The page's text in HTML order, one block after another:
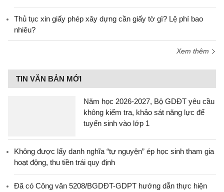
Thủ tục xin giấy phép xây dựng cần giấy tờ gì? Lệ phí bao
nhiêu?
Xem thêm
TIN VĂN BẢN MỚI
Năm học 2026-2027, Bộ GDĐT yêu cầu
không kiểm tra, khảo sát năng lực để
tuyển sinh vào lớp 1
Không được lấy danh nghĩa “tự nguyện” ép học sinh tham gia
hoạt động, thu tiền trái quy định
Đã có Công văn 5208/BGDĐT-GDPT hướng dẫn thực hiện